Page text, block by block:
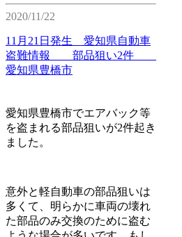
2020/11/22
11月21日発生 愛知県自動車
盗難情報 部品狙い2件
愛知県豊橋市
愛知県豊橋市でエアバック等
を盗まれる部品狙いが2件起き
ました。
意外と軽自動車の部品狙いは
多くて、明らかに車両の壊れ
た部品のみ交換のために盗む